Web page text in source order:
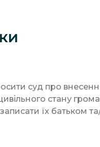
суд про
стану
їх батьком